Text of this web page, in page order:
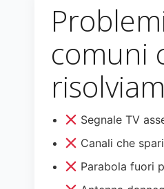
comuni
Segnale TV
Canali che
Parabola fuori